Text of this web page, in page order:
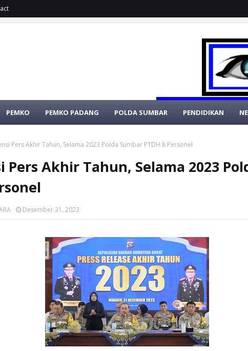
PEMKO PEMKO PADANG POLDA SUMBAR PENDIDIKAN
Pers Akhir Tahun, Selama 2023 Polda Sumbar PTDH 8 Personel
Pers Akhir Tahun, Selama 2023
Desember 31, 2023